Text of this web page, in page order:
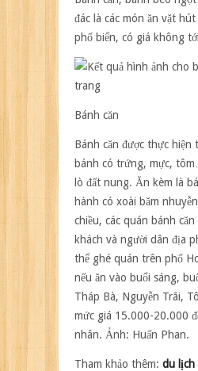
dưới
20.000
tại
đác là các món ăn vặt
phố biển, có giá không
Bánh căn
Bánh căn được thực hiện
bánh có trứng, mực,
lò đất nung. Ăn kèm là
hành có xoài băm
chiều, các quán bánh
khách và người dân địa
thể ghé quán trên phố
nếu ăn vào buổi sáng,
Tháp Bà, Nguyễn Trãi,
mức giá 15.000-20.000
nhân. Ảnh: Huấn Phan.
Tham khảo thêm: du lịch